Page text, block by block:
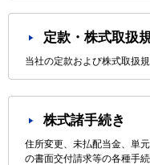
定款・株式取扱
当社の定款および株式取扱
株式諸手続き
住所変更、未払配当金、単
の書面交付請求等の各種手